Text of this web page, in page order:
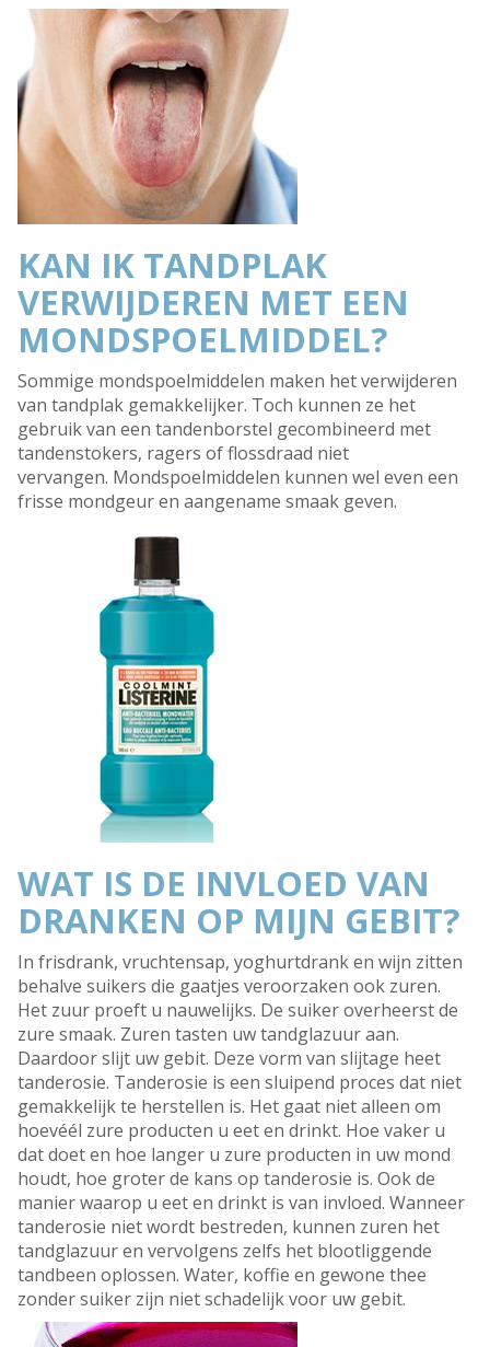
KAN IK TANDPLAK
VERWIJDEREN MET EEN
MONDSPOELMIDDEL?
Sommige mondspoelmiddelen maken het verwijderen
van tandplak gemakkelijker. Toch kunnen ze het
gebruik van een tandenborstel gecombineerd met
tandenstokers, ragers of flossdraad niet
vervangen. Mondspoelmiddelen kunnen wel even een
frisse mondgeur en aangename smaak geven.
WAT IS DE INVLOED VAN
DRANKEN OP MIJN GEBIT?
In frisdrank, vruchtensap, yoghurtdrank en wijn zitten
behalve suikers die gaatjes veroorzaken ook zuren.
Het zuur proeft u nauwelijks. De suiker overheerst de
zure smaak. Zuren tasten uw tandglazuur aan.
Daardoor slijt uw gebit. Deze vorm van slijtage heet
tanderosie. Tanderosie is een sluipend proces dat niet
gemakkelijk te herstellen is. Het gaat niet alleen om
hoevéél zure producten u eet en drinkt. Hoe vaker u
dat doet en hoe langer u zure producten in uw mond
houdt, hoe groter de kans op tanderosie is. Ook de
manier waarop u eet en drinkt is van invloed. Wanneer
tanderosie niet wordt bestreden, kunnen zuren het
tandglazuur en vervolgens zelfs het blootliggende
tandbeen oplossen. Water, koffie en gewone thee
zonder suiker zijn niet schadelijk voor uw gebit.